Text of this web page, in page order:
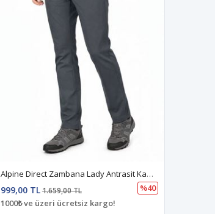
Alpine Direct Zambana Lady Antrasit Kadın
999,00 TL1.659,00 TL
%40
1000₺ ve üzeri ücretsiz kargo!